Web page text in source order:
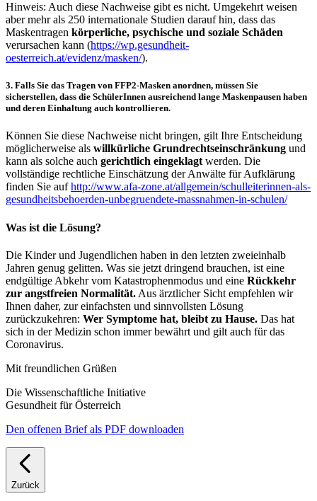
Hinweis: Auch diese Nachweise gibt es nicht. Umgekehrt weisen
aber mehr als 250 internationale Studien darauf hin, dass das
Maskentragen körperliche, psychische und soziale Schäden
verursachen kann (https://wp.gesundheit-
oesterreich.at/evidenz/masken/).
3. Falls Sie das Tragen von FFP2-Masken anordnen, müssen Sie
sicherstellen, dass die SchülerInnen ausreichend lange Maskenpausen haben
und deren Einhaltung auch kontrollieren.
Können Sie diese Nachweise nicht bringen, gilt Ihre Entscheidung
möglicherweise als willkürliche Grundrechtseinschränkung und
kann als solche auch gerichtlich eingeklagt werden. Die
vollständige rechtliche Einschätzung der Anwälte für Aufklärung
finden Sie aufhttp://www.afa-zone.at/allgemein/schulleiterinnen-als-
gesundheitsbehoerden-unbegruendete-massnahmen-in-schulen/
Was ist die Lösung?
Die Kinder und Jugendlichen haben in den letzten zweieinhalb
Jahren genug gelitten. Was sie jetzt dringend brauchen, ist eine
endgültige Abkehr vom Katastrophenmodus und eine Rückkehr
zur angstfreien Normalität. Aus ärztlicher Sicht empfehlen wir
Ihnen daher, zur einfachsten und sinnvollsten Lösung
zurückzukehren: Wer Symptome hat, bleibt zu Hause. Das hat
sich in der Medizin schon immer bewährt und gilt auch für das
Coronavirus.
Mit freundlichen Grüßen
Die Wissenschaftliche Initiative
Gesundheit für Österreich
Den offenen Brief als PDF downloaden
Zurück